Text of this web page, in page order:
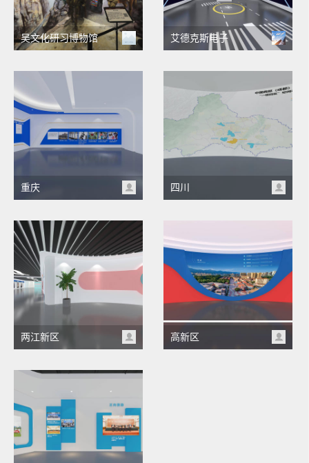
吴文化研习博物馆 艾德克斯电子
重庆 四川
两江新区 高新区